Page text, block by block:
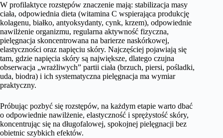
W profilaktyce rozstępów znaczenie mają: stabilizacja masy
ciała, odpowiednia dieta (witamina C wspierająca produkcję
kolagenu, białko, antyoksydanty, cynk, krzem), odpowiednie
nawilżenie organizmu, regularna aktywność fizyczna,
pielęgnacja skoncentrowana na barierze naskórkowej,
elastyczności oraz napięciu skóry. Najczęściej pojawiają się
tam, gdzie napięcia skóry są największe, dlatego czujna
obserwacja „wrażliwych” partii ciała (brzuch, piersi, pośladki,
uda, biodra) i ich systematyczna pielęgnacja ma wymiar
praktyczny.
Próbując pozbyć się rozstępów, na każdym etapie warto dbać
o odpowiednie nawilżenie, elastyczność i sprężystość skóry,
koncentrując się na długofalowej, spokojnej pielęgnacji bez
obietnic szybkich efektów.